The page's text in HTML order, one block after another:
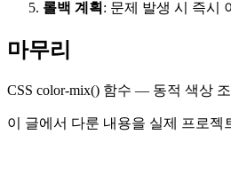
롤백 계획 : 문제 발생 시 즉시
마무리
CSS color-mix() 함수 — 동적 색상
이 글에서 다룬 내용을 실제 프로